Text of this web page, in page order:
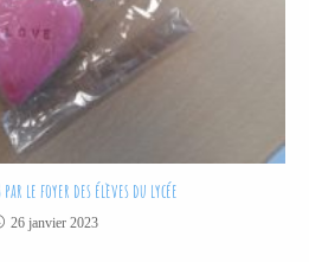
par le foyer des élèves du lycée
26 janvier 2023